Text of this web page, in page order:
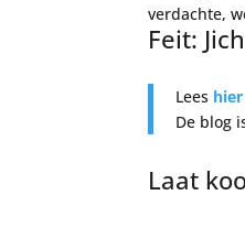
verdachte,
Feit:
Lees hier
De blog
Laat